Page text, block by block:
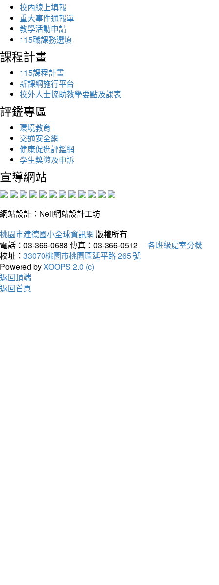
校內線上填報
重大事件通報單
教學活動申請
115職課務選填
課程計畫
115課程計畫
新課綱施行平台
校外人士協助教學要點及課表
評鑑專區
環境教育
交通安全網
健康促進評鑑網
學生獎懲及申訴
宣導網站
網站設計：Neil網站設計工坊
桃園市建德國小全球資訊網 版權所有
電話：03-366-0688 傳真：03-366-0512
各班級處室分機
校址： 33070桃園市桃園區延平路 265 號
Powered byXOOPS 2.0 (c)
返回頂端
返回首頁